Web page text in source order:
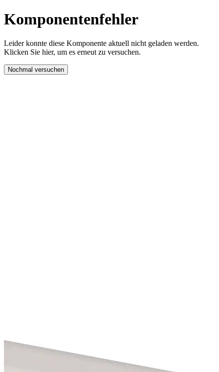
Komponentenfehler
Leider konnte diese Komponente aktuell nicht geladen werden.
Klicken Sie hier, um es erneut zu versuchen.
Nochmal versuchen